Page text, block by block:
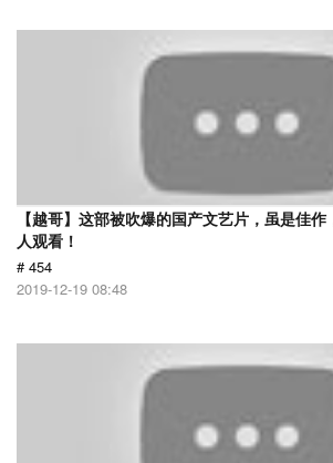
【越哥】这部被吹爆的国产文艺片，虽是佳
人观看！
# 454
2019-12-19 08:48